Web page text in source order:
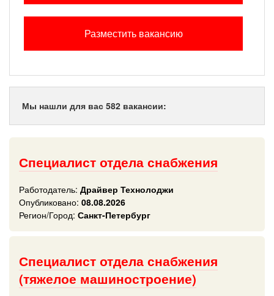
Разместить вакансию
Мы нашли для вас 582 вакансии:
Специалист отдела снабжения
Работодатель: Драйвер Технолоджи
Опубликовано: 08.08.2026
Регион/Город: Санкт-Петербург
Специалист отдела снабжения
(тяжелое машиностроение)